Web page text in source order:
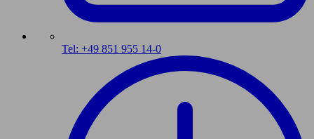
Tel: +49 851 955 14-0